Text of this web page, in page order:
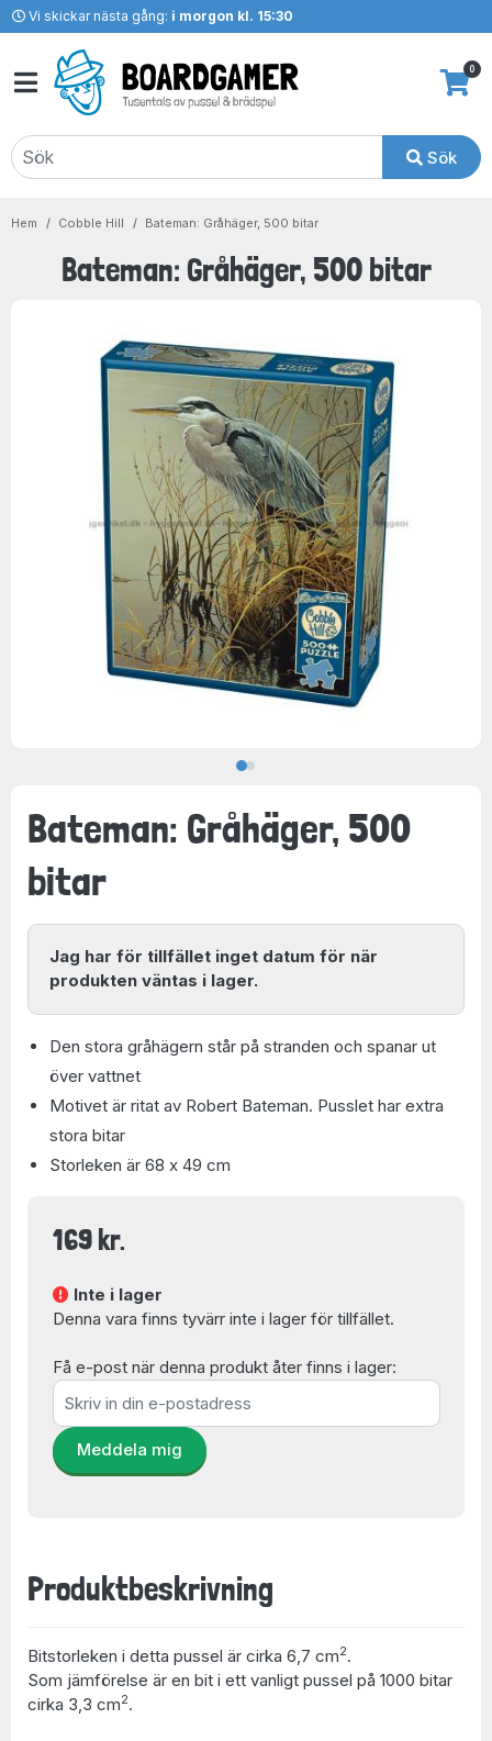
Vi skickar nästa gång: i morgon kl. 15:30
Sök
0
Hem Cobble Hill Bateman: Gråhäger, 500 bitar
Bateman: Gråhäger, 500 bitar
Bateman: Gråhäger, 500
bitar
Jag har för tillfället inget datum för när
produkten väntas i lager.
Den stora gråhägern står på stranden och spanar ut
över vattnet
Motivet är ritat av Robert Bateman. Pusslet har extra
stora bitar
Storleken är 68 x 49 cm
169 kr.
Inte i lager
Denna vara finns tyvärr inte i lager för tillfället.
Få e-post när denna produkt åter finns i lager:
Meddela mig
Produktbeskrivning
Bitstorleken i detta pussel är cirka 6,7 cm2.
Som jämförelse är en bit i ett vanligt pussel på 1000 bitar
cirka 3,3 cm2.